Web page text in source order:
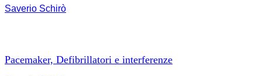
Saverio Schirò
Pacemaker, Defibrillatori e interferenze